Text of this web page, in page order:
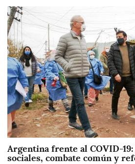
Imagen
Argentina frente al COVID-
sociales, combate común y